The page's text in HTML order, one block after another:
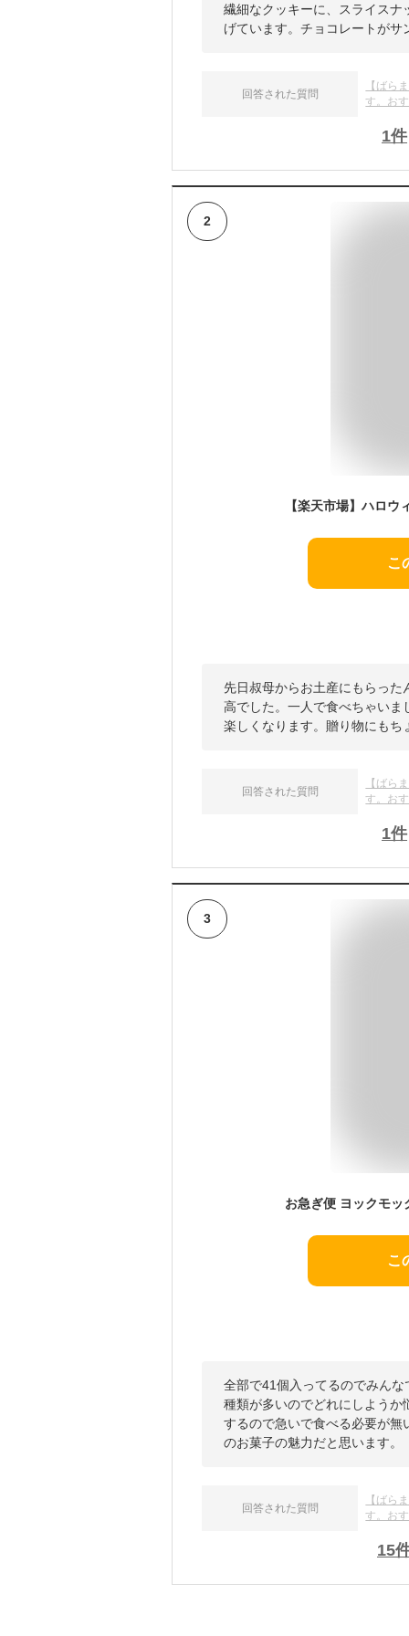
繊細なクッキーに、スライス
げています。チョコレートがサ
回答された質問
【ばら
す。お
1件
2
こ
先日叔母からお土産にもらっ
高でした。一人で食べちゃい
楽しくなります。贈り物にも
回答された質問
【ばら
す。お
1件
3
こ
全部で41個入ってるのでみん
種類が多いのでどれにしよう
するので急いで食べる必要が
のお菓子の魅力だと思います。
回答された質問
【ばら
す。お
15